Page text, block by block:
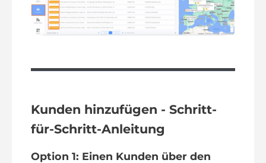
Kunden hinzufügen - Schritt-
für-Schritt-Anleitung
Option 1: Einen Kunden über den